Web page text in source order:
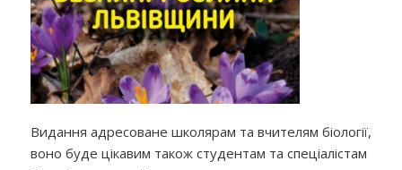
Видання адресоване школярам та вчителям біології,
воно буде цікавим також студентам та спеціалістам